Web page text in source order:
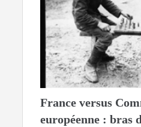
France versus
européenne : bras